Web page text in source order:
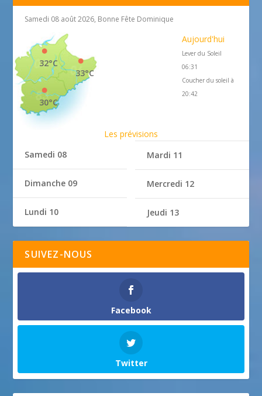
Samedi 08 août 2026, Bonne Fête Dominique
33°C
32°C
30°C
Aujourd'hui
Lever du Soleil
06:31
Coucher du soleil à
20:42
Les prévisions
Samedi 08
Dimanche 09
Lundi 10
Mardi 11
Mercredi 12
Jeudi 13
SUIVEZ-NOUS
Facebook
Twitter